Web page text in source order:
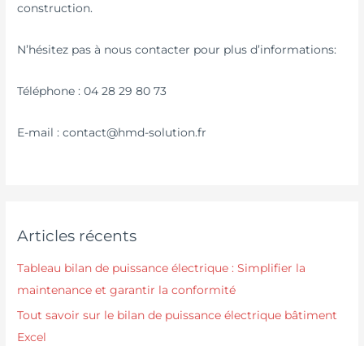
construction.
N’hésitez pas à nous contacter pour plus d’informations:
Téléphone : 04 28 29 80 73
E-mail : contact@hmd-solution.fr
Articles récents
Tableau bilan de puissance électrique : Simplifier la
maintenance et garantir la conformité
Tout savoir sur le bilan de puissance électrique bâtiment
Excel